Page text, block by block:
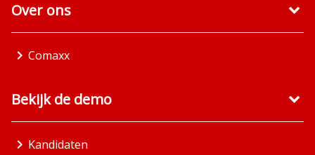
Over ons
Comaxx
Bekijk de demo
Kandidaten